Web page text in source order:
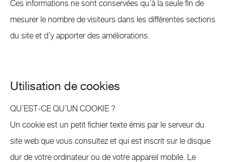
Ces informations ne sont conservées qu’à la seule fin de
mesurer le nombre de visiteurs dans les différentes sections
du site et d’y apporter des améliorations.
Utilisation de cookies
QU’EST-CE QU’UN COOKIE ?
Un cookie est un petit fichier texte émis par le serveur du
site web que vous consultez et qui est inscrit sur le disque
dur de votre ordinateur ou de votre appareil mobile. Le